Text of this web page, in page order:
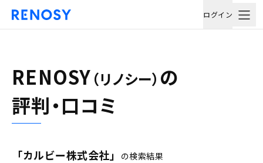
ログイン
RENOSY （リノシー） の
評判・口コミ
「カルビー株式会社」
の検索結果